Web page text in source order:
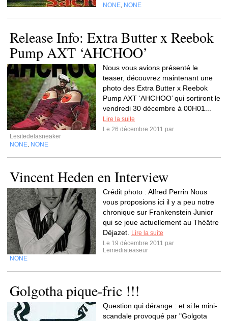
NONE NONE
Release Info: Extra Butter x Reebok
Pump AXT ‘AHCHOO’
Nous vous avions présenté le
teaser, découvrez maintenant une
photo des Extra Butter x Reebok
Pump AXT ‘AHCHOO’ qui sortiront le
vendredi 30 décembre à 00H01...
Lire la suite
Le 26 décembre 2011 par
Lesitedelasneaker
NONE NONE
Vincent Heden en Interview
Crédit photo : Alfred Perrin Nous
vous proposions ici il y a peu notre
chronique sur Frankenstein Junior
qui se joue actuellement au Théâtre
Déjazet.
Lire la suite
Le 19 décembre 2011 par
Lemediateaseur
NONE
Golgotha pique-fric !!!
Question qui dérange : et si le mini-
scandale provoqué par "Golgota